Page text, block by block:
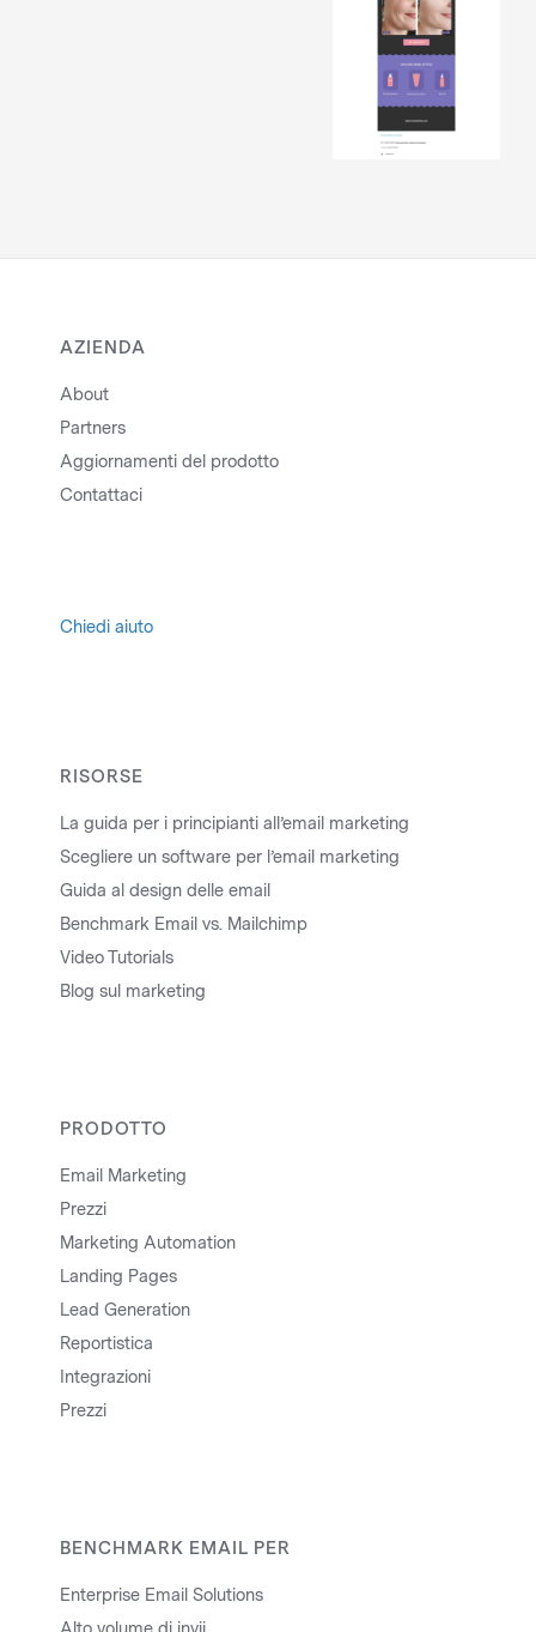
AZIENDA
About
Partners
Aggiornamenti del prodotto
Contattaci
Chiedi aiuto
RISORSE
La guida per i principianti all’email marketing
Scegliere un software per l’email marketing
Guida al design delle email
Benchmark Email vs. Mailchimp
Video Tutorials
Blog sul marketing
PRODOTTO
Email Marketing
Prezzi
Marketing Automation
Landing Pages
Lead Generation
Reportistica
Integrazioni
Prezzi
BENCHMARK EMAIL PER
Enterprise Email Solutions